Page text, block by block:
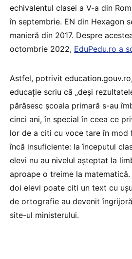
echivalentul clasei a V-a din
în septembrie. EN din Hexagon
manieră din 2017. Despre
octombrie 2022, EduPedu.ro a
Astfel, potrivit
educație scriu că „deși
părăsesc școala primară s-au
cinci ani, în special în ceea ce
lor de a citi cu voce tare în mod
încă insuficiente: la începutul
elevi nu au nivelul așteptat la
aproape o treime la
doi elevi poate citi un text cu
de ortografie au devenit
site-ul ministerului.